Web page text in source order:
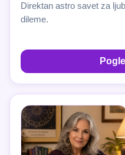
Direktan astro savet za
dileme.